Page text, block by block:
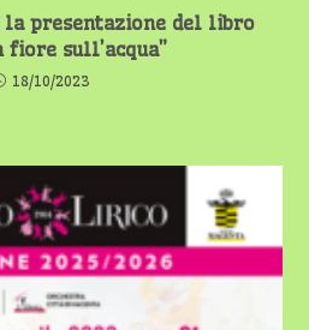
la presentazione del libro
fiore sull’acqua”
18/10/2023